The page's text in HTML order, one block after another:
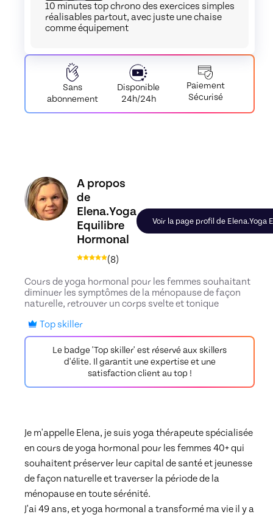
10 minutes top chrono des exercices simples
réalisables partout, avec juste une chaise
comme équipement
Sans
abonnement
Disponible
24h/24h
Paiement
Sécurisé
Découvrez le profil de Elena.Yoga Equilibre
A propos
de
Elena.Yoga
Equilibre
Hormonal
(8)
Voir la page profil de Elena.Yoga
Cours de yoga hormonal pour les femmes souhaitant
diminuer les symptômes de la ménopause de façon
naturelle, retrouver un corps svelte et tonique
Top skiller
Le badge 'Top skiller' est réservé aux skillers
d'élite. Il garantit une expertise et une
satisfaction client au top !
Je m'appelle Elena, je suis yoga thérapeute spécialisée
en cours de yoga hormonal pour les femmes 40+ qui
souhaitent préserver leur capital de santé et jeunesse
de façon naturelle et traverser la période de la
ménopause en toute sérénité.
J'ai 49 ans, et yoga hormonal a transformé ma vie il y a